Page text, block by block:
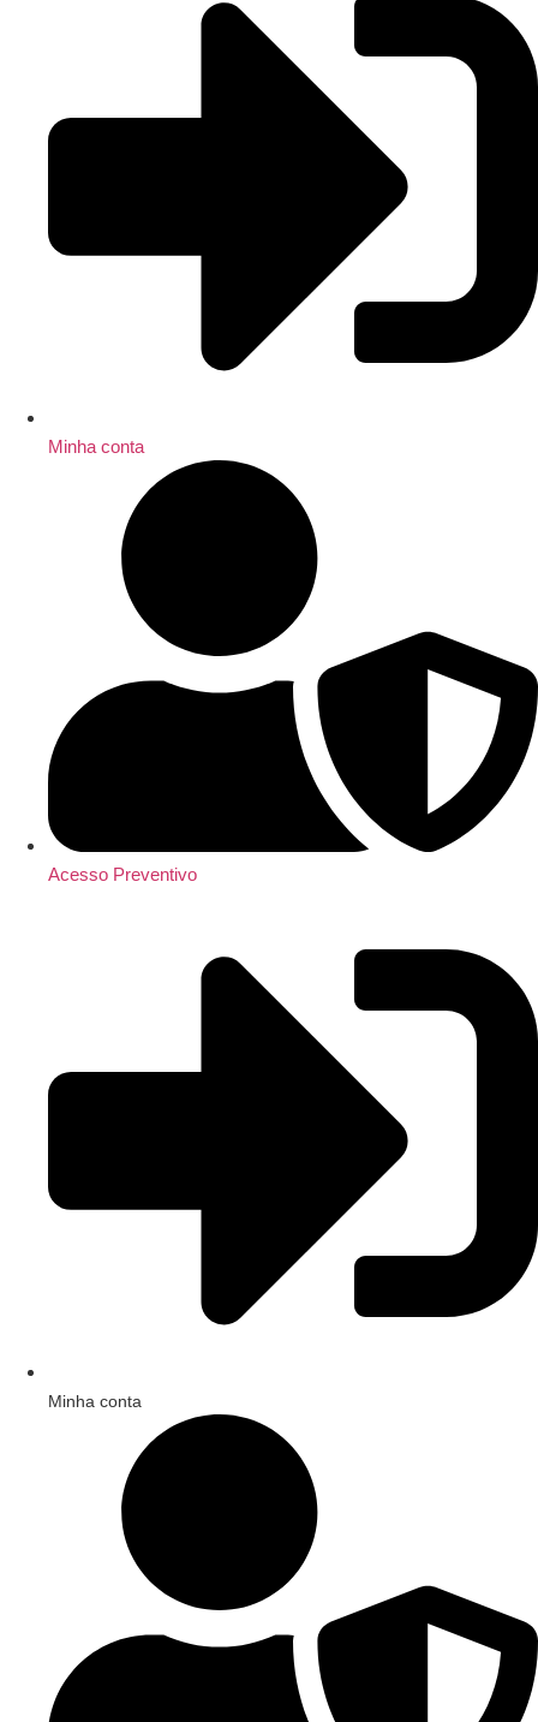
Minha conta
Acesso Preventivo
Minha conta